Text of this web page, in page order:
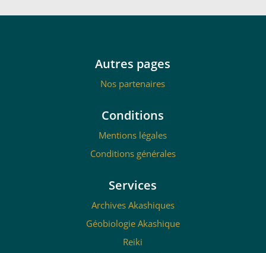
Autres pages
Nos partenaires
Conditions
Mentions légales
Conditions générales
Services
Archives Akashiques
Géobiologie Akashique
Reiki